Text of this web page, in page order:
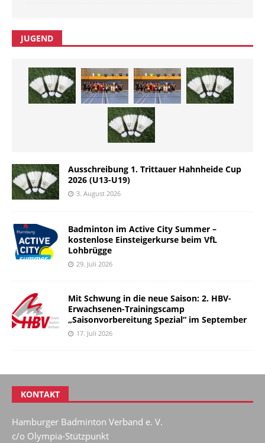
JUGEND
Ausschreibung 1. Trittauer Hahnheide Cup
2026 (U13-U19)
3. August 2026
Badminton im Active City Summer –
kostenlose Einsteigerkurse beim VfL
Lohbrügge
29. Juli 2026
Mit Schwung in die neue Saison: 2. HBV-
Erwachsenen-Trainingscamp
„Saisonvorbereitung Spezial“ im September
17. Juli 2026
KONTAKT
Hamburger Badminton Verband e. V.
c/o Olympia-Stützpunkt